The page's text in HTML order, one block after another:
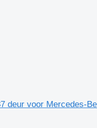
deur voor Mercedes-